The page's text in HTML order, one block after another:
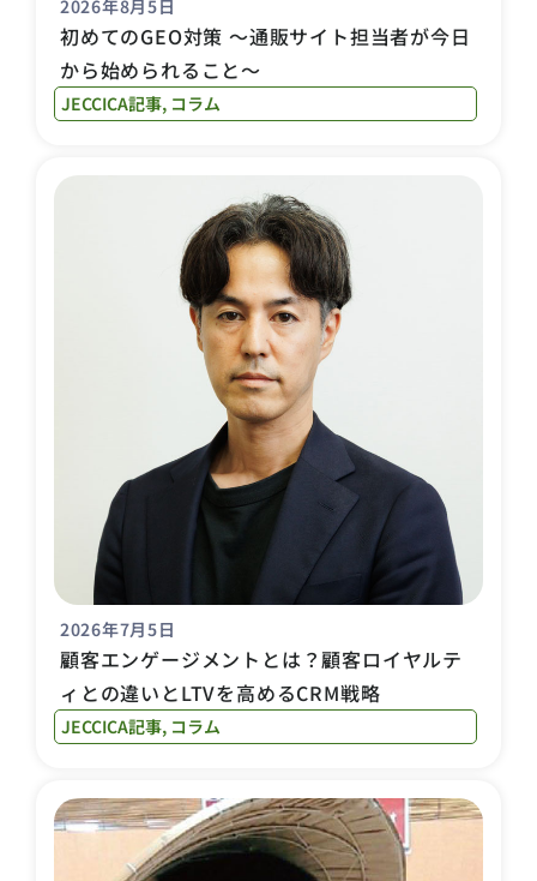
2026年8月5日
初めてのGEO対策 〜通販サイト担当者が今日
から始められること〜
JECCICA記事, コラム
2026年7月5日
顧客エンゲージメントとは？顧客ロイヤルテ
ィとの違いとLTVを高めるCRM戦略
JECCICA記事, コラム